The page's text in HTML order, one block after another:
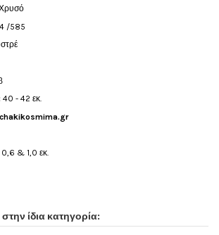
/585
40 - 42 εκ.
0,6 & 1,0 εκ.
ίδια κατηγορία: